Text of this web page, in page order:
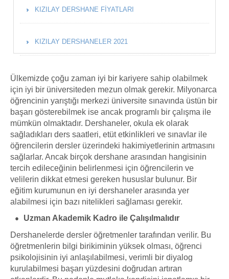
KIZILAY DERSHANE FIYATLARI
KIZILAY DERSHANELER 2021
Ülkemizde çoğu zaman iyi bir kariyere sahip olabilmek
için iyi bir üniversiteden mezun olmak gerekir. Milyonarca
öğrencinin yarıştığı merkezi üniversite sınavında üstün bir
başarı gösterebilmek ise ancak programlı bir çalışma ile
mümkün olmaktadır. Dershaneler, okula ek olarak
sağladıkları ders saatleri, etüt etkinlikleri ve sınavlar ile
öğrencilerin dersler üzerindeki hakimiyetlerinin artmasını
sağlarlar. Ancak birçok dershane arasından hangisinin
tercih edileceğinin belirlenmesi için öğrencilerin ve
velilerin dikkat etmesi gereken hususlar bulunur. Bir
eğitim kurumunun en iyi dershaneler arasında yer
alabilmesi için bazı nitelikleri sağlaması gerekir.
Uzman Akademik Kadro ile Çalışılmalıdır
Dershanelerde dersler öğretmenler tarafından verilir. Bu
öğretmenlerin bilgi birikiminin yüksek olması, öğrenci
psikolojisinin iyi anlaşılabilmesi, verimli bir diyalog
kurulabilmesi başarı yüzdesini doğrudan artıran